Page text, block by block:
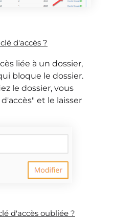
d'accès ?
liée à un dossier,
bloque le dossier.
le dossier, vous
et le laisser
d'accès oubliée ?